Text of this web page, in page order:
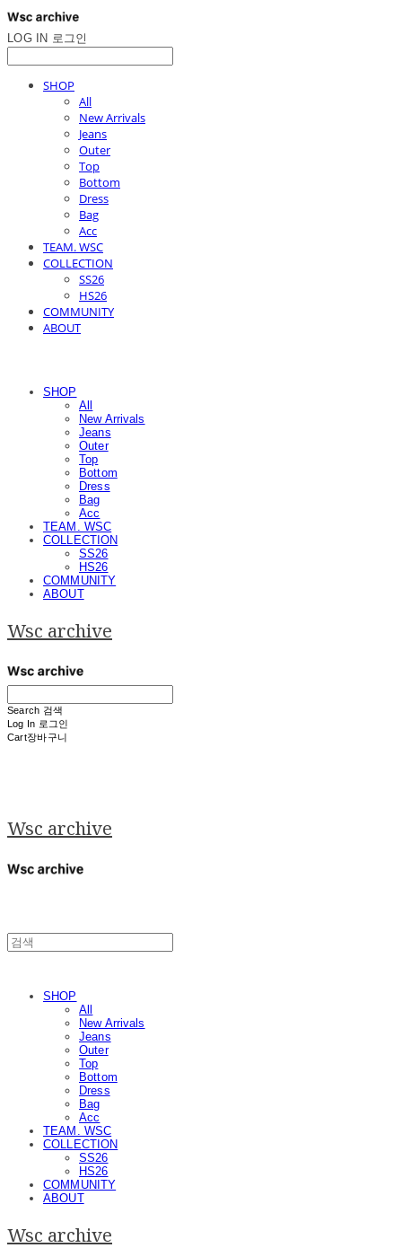
LOG IN 로그인
SHOP
All
New Arrivals
Jeans
Outer
Top
Bottom
Dress
Bag
Acc
TEAM. WSC
COLLECTION
SS26
HS26
COMMUNITY
ABOUT
SHOP
All
New Arrivals
Jeans
Outer
Top
Bottom
Dress
Bag
Acc
TEAM. WSC
COLLECTION
SS26
HS26
COMMUNITY
ABOUT
Wsc archive
Search 검색
Log In 로그인
Cart장바구니
Wsc archive
SHOP
All
New Arrivals
Jeans
Outer
Top
Bottom
Dress
Bag
Acc
TEAM. WSC
COLLECTION
SS26
HS26
COMMUNITY
ABOUT
Wsc archive